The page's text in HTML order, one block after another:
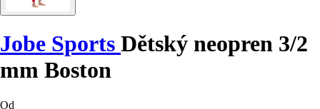
Jobe Sports Dětský neopren 3/2
mm Boston
Od